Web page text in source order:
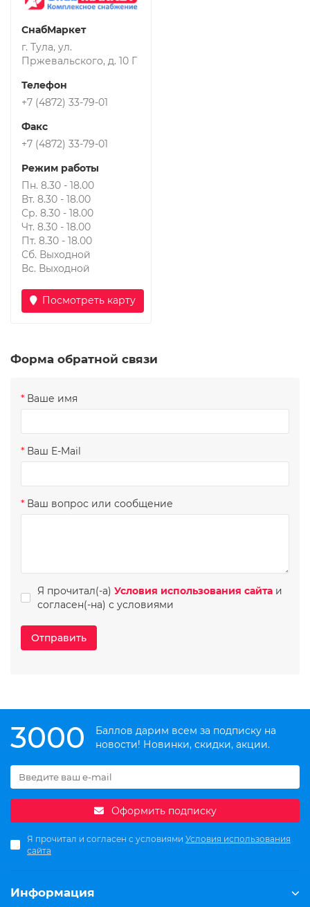
СнабМаркет
г. Тула, ул.
Пржевальского, д. 10 Г
Телефон
+7 (4872) 33-79-01
Факс
+7 (4872) 33-79-01
Режим работы
Пн. 8.30 - 18.00
Вт. 8.30 - 18.00
Ср. 8.30 - 18.00
Чт. 8.30 - 18.00
Пт. 8.30 - 18.00
Сб. Выходной
Вс. Выходной
Посмотреть карту
Форма обратной связи
Ваше имя
Ваш E-Mail
Ваш вопрос или сообщение
Я прочитал(-а) Условия использования сайта и
согласен(-на) с условиями
Отправить
3000
Баллов дарим всем за подписку на
новости! Новинки, скидки, акции.
Оформить подписку
Я прочитал и согласен с условиями Условия использования
сайта
Информация